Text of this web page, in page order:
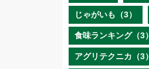
じゃがいも（3）
食味ランキング（3）
アグリテクニカ（3）